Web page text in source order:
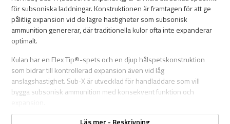
för subsoniska laddningar. Konstruktionen är framtagen för att ge
pålitlig expansion vid de lägre hastigheter som subsonisk
ammunition genererar, där traditionella kulor ofta inte expanderar
optimalt.
Kulan har en Flex Tip®-spets och en djup hålspetskonstruktion
som bidrar till kontrollerad expansion även vid låg
anslagshastighet. Sub-X är utvecklad för handladdare som vill
bygga subsonisk ammunition med konsekvent funktion och
Läs mer - Beskrivning